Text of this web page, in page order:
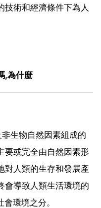
技術和經濟條件下為人
,為什麼
生物自然因素組成的
要或完全由自然因素形
對人類的生存和發展產
會導致人類生活環境的
環境之分。